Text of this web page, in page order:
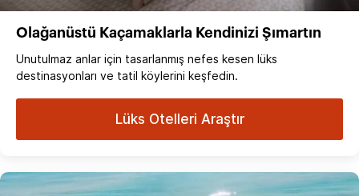
Olağanüstü Kaçamaklarla Kendinizi Şımartın
Unutulmaz anlar için tasarlanmış nefes kesen lüks
destinasyonları ve tatil köylerini keşfedin.
Lüks Otelleri Araştır